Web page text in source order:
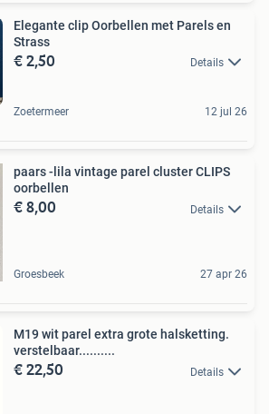
Elegante clip Oorbellen met Parels en
Strass
€ 2,50 Details
Zoetermeer 12 jul 26
paars -lila vintage parel cluster CLIPS
oorbellen
€ 8,00 Details
Groesbeek 27 apr 26
M19 wit parel extra grote halsketting.
verstelbaar..........
€ 22,50 Details